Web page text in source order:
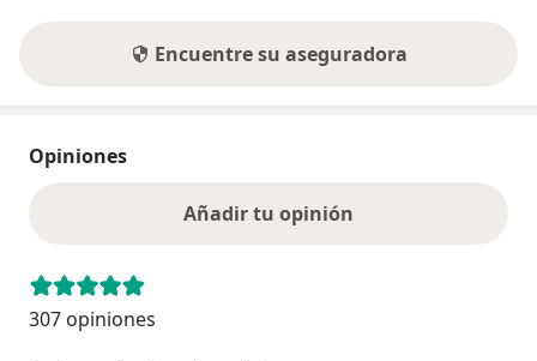
Encuentre su aseguradora
Opiniones
Añadir tu opinión
307 opiniones